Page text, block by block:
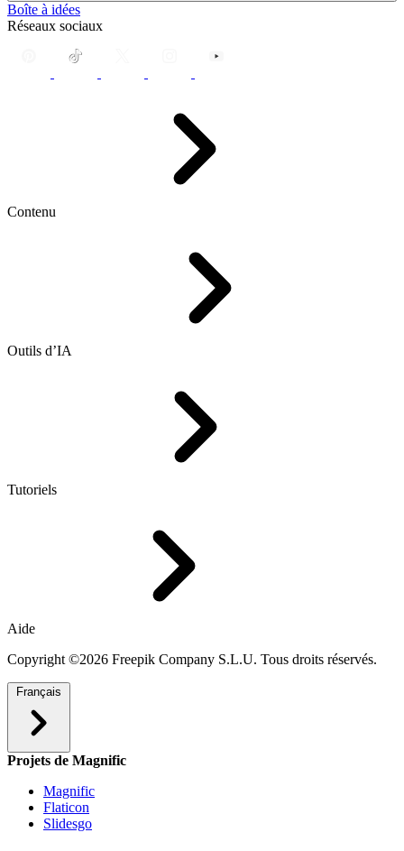
Boîte à idées
Réseaux sociaux
Contenu
Outils d’IA
Tutoriels
Aide
Copyright ©2026 Freepik Company S.L.U. Tous droits réservés.
Français
Projets de Magnific
Magnific
Flaticon
Slidesgo